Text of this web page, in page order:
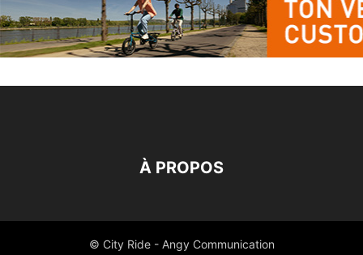
À PROPOS
© City Ride - Angy Communication